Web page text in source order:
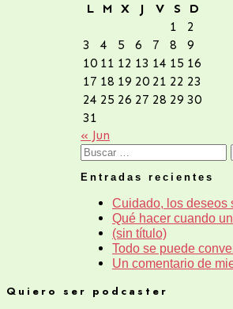
L M X J V S
D
1
2
3
4 5 6 7 8
9
10 11 12 13 14 15 16
17 18 19 20 21 22 23
24 25 26 27 28 29 30
31
« Jun
Buscar:
Entradas recientes
Cuidado, los deseos
Qué hacer cuando
(sin título)
Todo se puede
Un comentario de
Quiero ser podcaster